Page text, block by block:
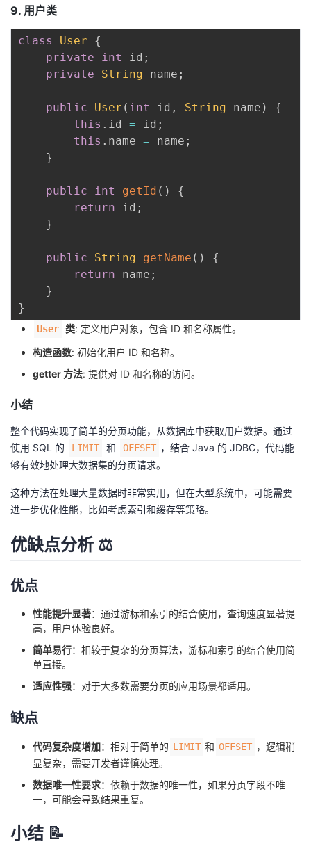
9. 用户类
class User
{
private
int id ;
private
String name ;
public User ( int id , String name )
{
this . id = id ;
this . name = name ;
}
public int getId ( )
{
return id ;
}
public String getName ( )
{
return name ;
}
}
User 类: 定义用户对象，包含 ID 和名称属性。
构造函数: 初始化用户 ID 和名称。
getter 方法: 提供对 ID 和名称的访问。
小结
整个代码实现了简单的分页功能，从数据库中获取用户数据。通过
使用 SQL 的
LIMIT 和 OFFSET ，结合 Java 的 JDBC，代码能
够有效地处理大数据集的分页请求。
这种方法在处理大量数据时非常实用，但在大型系统中，可能需要
进一步优化性能，比如考虑索引和缓存等策略。
优缺点分析 ⚖️
优点
性能提升显著：通过游标和索引的结合使用，查询速度显著提
高，用户体验良好。
简单易行：相较于复杂的分页算法，游标和索引的结合使用简
单直接。
适应性强：对于大多数需要分页的应用场景都适用。
缺点
代码复杂度增加：相对于简单的 LIMIT 和 OFFSET ，逻辑稍
显复杂，需要开发者谨慎处理。
数据唯一性要求：依赖于数据的唯一性，如果分页字段不唯
一，可能会导致结果重复。
小结 📝